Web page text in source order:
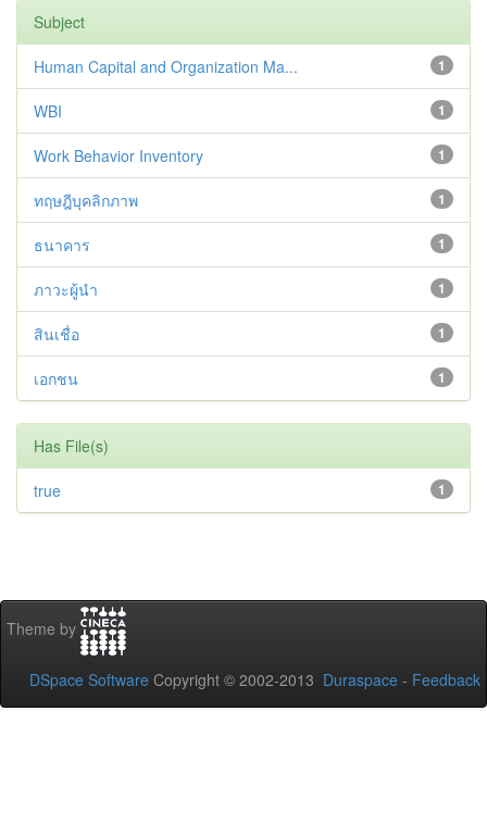
Subject
1
Human Capital and Organization Ma...
1
WBI
1
Work Behavior Inventory
1
ทฤษฎีบุคลิกภาพ
1
ธนาคาร
1
ภาวะผู้นำ
1
สินเชื่อ
1
เอกชน
Has File(s)
1
true
Theme by
DSpace Software Copyright © 2002-2013 Duraspace - Feedback